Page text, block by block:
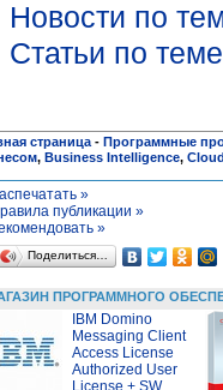
Новости по
Статьи по теме
страница - Программные
, Business Intelligence,
»
публикации »
»
Поделиться…
ПРОГРАММНОГО
IBM Domino
Messaging Client
Access License
Authorized User
License + SW